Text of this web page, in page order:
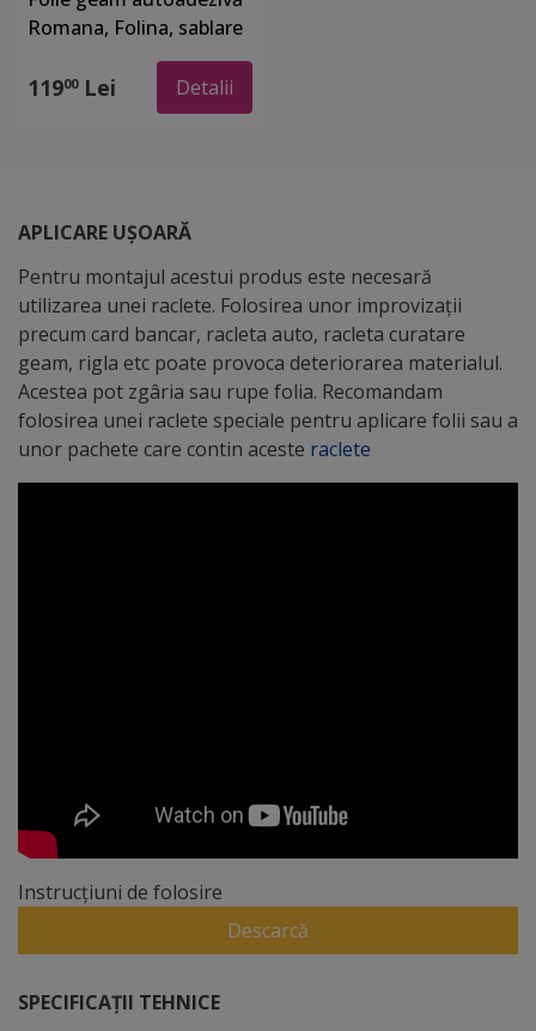
Romana, Folina, sablare
cu model geometric
portocaliu, 100 cm
11900Lei Detalii
APLICARE UȘOARĂ
Pentru montajul acestui produs este necesară
utilizarea unei raclete. Folosirea unor improvizații
precum card bancar, racleta auto, racleta curatare
geam, rigla etc poate provoca deteriorarea materialul.
Acestea pot zgâria sau rupe folia. Recomandam
folosirea unei raclete speciale pentru aplicare folii sau a
unor pachete care contin aceste raclete
Instrucțiuni de folosire
Descarcă
SPECIFICAȚII TEHNICE